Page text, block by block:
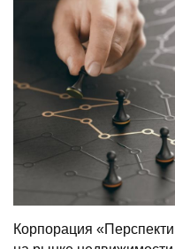
Корпорация